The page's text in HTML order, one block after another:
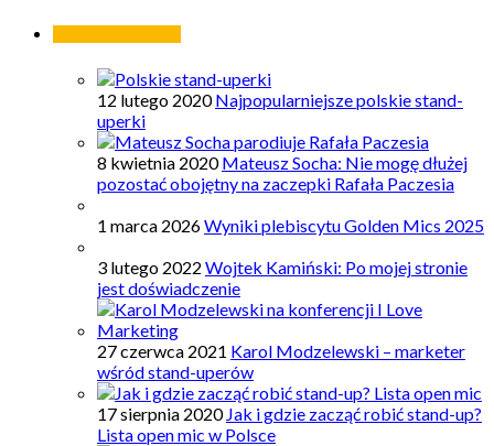
12 lutego 2020 Najpopularniejsze polskie stand-
uperki
8 kwietnia 2020 Mateusz Socha: Nie mogę dłużej
pozostać obojętny na zaczepki Rafała Paczesia
1 marca 2026Wyniki plebiscytu Golden Mics 2025
3 lutego 2022 Wojtek Kamiński: Po mojej stronie
jest doświadczenie
27 czerwca 2021 Karol Modzelewski – marketer
wśród stand-uperów
17 sierpnia 2020 Jak i gdzie zacząć robić stand-up?
Lista open mic w Polsce